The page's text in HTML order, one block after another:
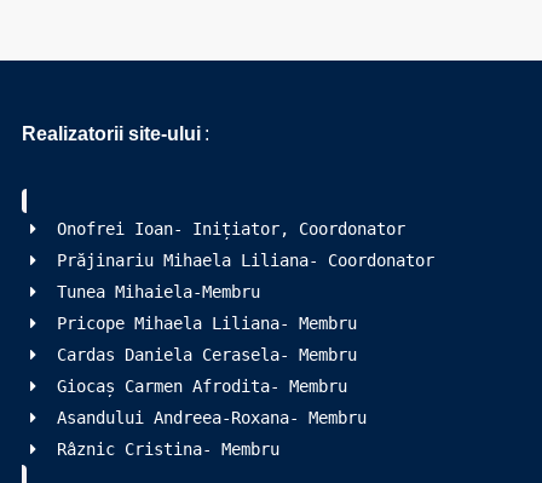
Realizatorii site-ului :
Onofrei Ioan- Inițiator, Coordonator
Prăjinariu Mihaela Liliana- Coordonator
Tunea Mihaiela-Membru
Pricope Mihaela Liliana- Membru
Cardas Daniela Cerasela- Membru
Giocaș Carmen Afrodita- Membru
Asandului Andreea-Roxana- Membru
Râznic Cristina- Membru